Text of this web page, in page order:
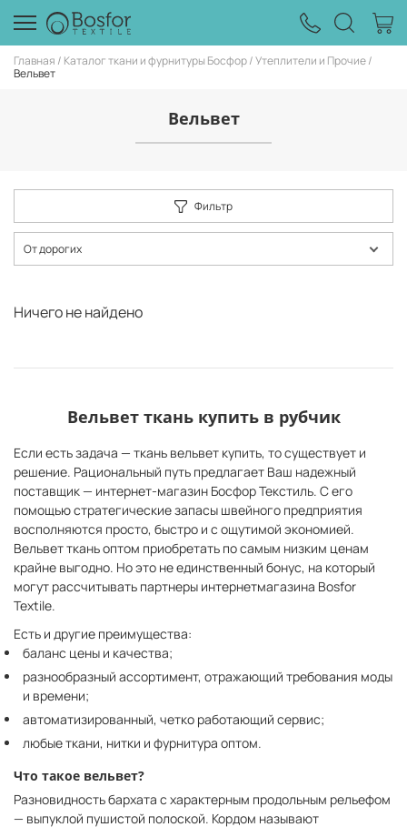
Главная Каталог ткани и фурнитуры Босфор Утеплители и Прочие
Вельвет
Вельвет
Фильтр
От дорогих
Ничего не найдено
Вельвет ткань купить в рубчик
Если есть задача — ткань вельвет купить, то существует и
решение. Рациональный путь предлагает Ваш надежный
поставщик — интернет-магазин Босфор Текстиль. С его
помощью стратегические запасы швейного предприятия
восполняются просто, быстро и с ощутимой экономией.
Вельвет ткань оптом приобретать по самым низким ценам
крайне выгодно. Но это не единственный бонус, на который
могут рассчитывать партнеры интернетмагазина Bosfor
Textile.
Есть и другие преимущества:
баланс цены и качества;
разнообразный ассортимент, отражающий требования моды
и времени;
автоматизированный, четко работающий сервис;
любые ткани, нитки и фурнитура оптом.
Что такое вельвет?
Разновидность бархата с характерным продольным рельефом
— выпуклой пушистой полоской. Кордом называют